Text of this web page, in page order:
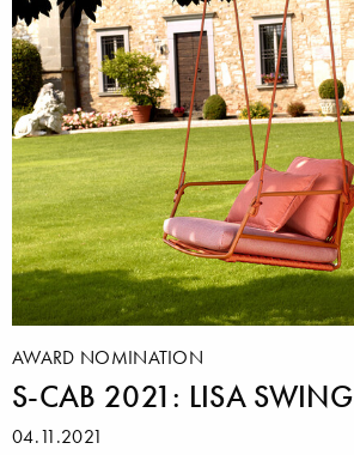
AWARD NOMINATION
S-CAB 2021: LISA SWING
04.11.2021